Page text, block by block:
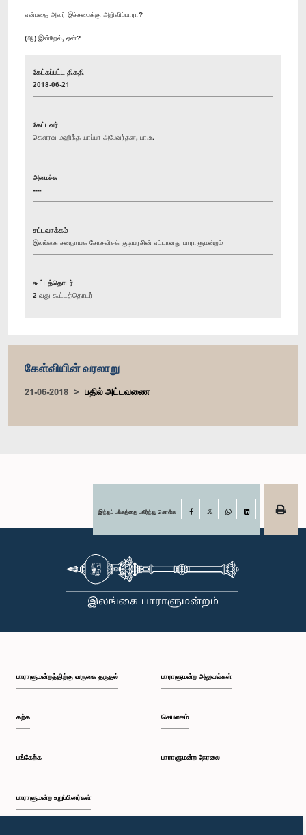
என்பதை அவர் இச்சபைக்கு அறிவிப்பாரா?
(ஆ) இன்றேல், ஏன்?
கேட்கப்பட்ட திகதி
2018-06-21
கேட்டவர்
கௌரவ மஹிந்த யாப்பா அபேவர்தன, பா.உ.
அமைச்சு
----
சட்டவாக்கம்
இலங்கை சனநாயக சோசலிசக் குடியரசின் எட்டாவது பாராளுமன்றம்
கூட்டத்தொடர்
2 வது கூட்டத்தொடர்
கேள்வியின் வரலாறு
21-06-2018 பதில் அட்டவணை
இந்தப் பக்கத்தை பகிர்ந்து கொள்க Facebook
பாராளுமன்றத்திற்கு வருகை தருதல்
கற்க
பங்கேற்க
பாராளுமன்ற உறுப்பினர்கள்
பாராளுமன்ற அலுவல்கள்
செயலகம்
பாராளுமன்ற நேரலை